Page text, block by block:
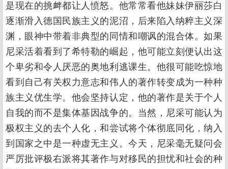
是现在的挑衅都让人愤怒。他常常看他妹妹伊丽莎白
逐渐滑入德国民族主义的泥沼，后来陷入纳粹主义深
渊，眼神中带着非典型的同情和嘲讽的混合体。如果
尼采活着看到了希特勒的崛起，他可能立刻便认出这
个卑劣和令人厌恶的奥地利逃课生。他很可能吃惊地
看到自己有关权力意志和伟人的著作转变成为一种种
族主义优生学。他会坚持认定，他的著作是关于个人
自我的而不是集体基因战争的。当然，尼采可能认为
极权主义的去个人化，和尝试将个体彻底同化，纳入
到国家之中是一种虚无主义。今天，尼采毫无疑问会
严厉批评极右派将其著作与对移民的担忧和社会的种